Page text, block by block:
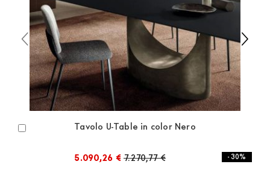
Tavolo U-Table in color Nero
5.090,26 € 7.270,77 € - 30%